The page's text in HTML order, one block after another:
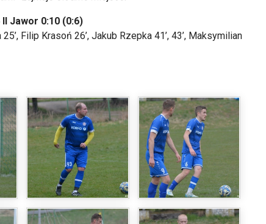
Jawor 0:10 (0:6)
Filip Krasoń 26’, Jakub Rzepka 41’, 43’, Maksymilian